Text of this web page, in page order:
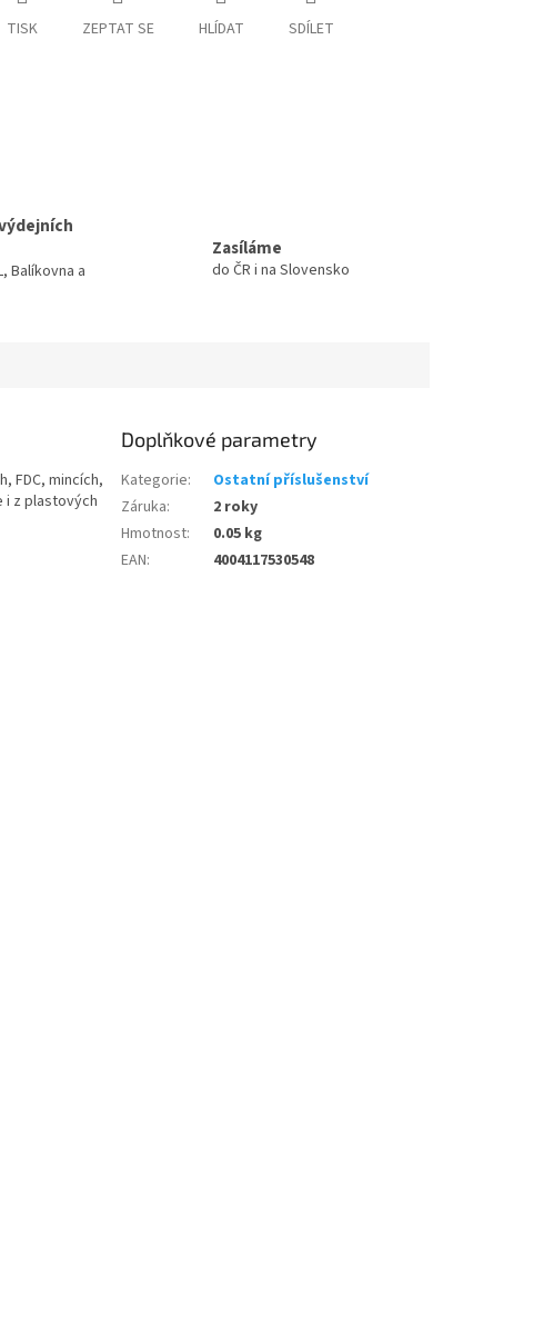
TISK ZEPTAT SE HLÍDAT SDÍLET
Balíkovna a
Zasíláme
do ČR i na Slovensko
FDC, mincích,
i z plastových
Doplňkové parametry
Kategorie:
Ostatní příslušenství
Záruka:
2 roky
Hmotnost:
0.05 kg
EAN: 4004117530548